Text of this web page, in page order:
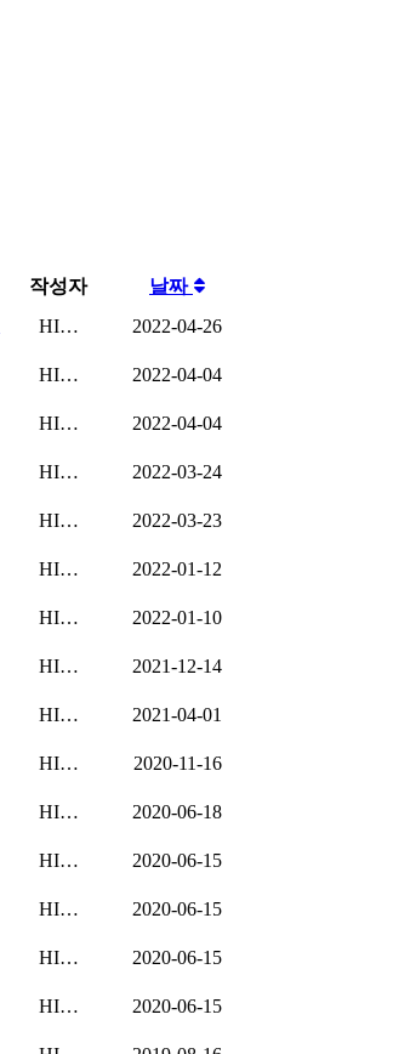
작성자
날짜
HI… 2022-04-26
HI… 2022-04-04
HI… 2022-04-04
HI… 2022-03-24
HI… 2022-03-23
HI… 2022-01-12
HI… 2022-01-10
HI… 2021-12-14
HI… 2021-04-01
HI… 2020-11-16
HI… 2020-06-18
HI… 2020-06-15
HI… 2020-06-15
HI… 2020-06-15
HI… 2020-06-15